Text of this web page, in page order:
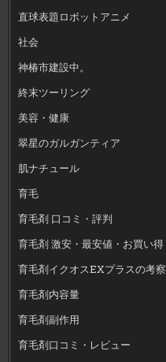
直球表題ロボットアニメ
社会
神椿市建設中。
終末ツーリング
美容・健康
翠星のガルガンティア
肌ナチュール
育毛
育毛剤 口コミ・評判
育毛剤 激安・最安値・お買い得
育毛剤イクオスEXプラスの考察
育毛剤内容量
育毛剤副作用
育毛剤口コミ・レビュー